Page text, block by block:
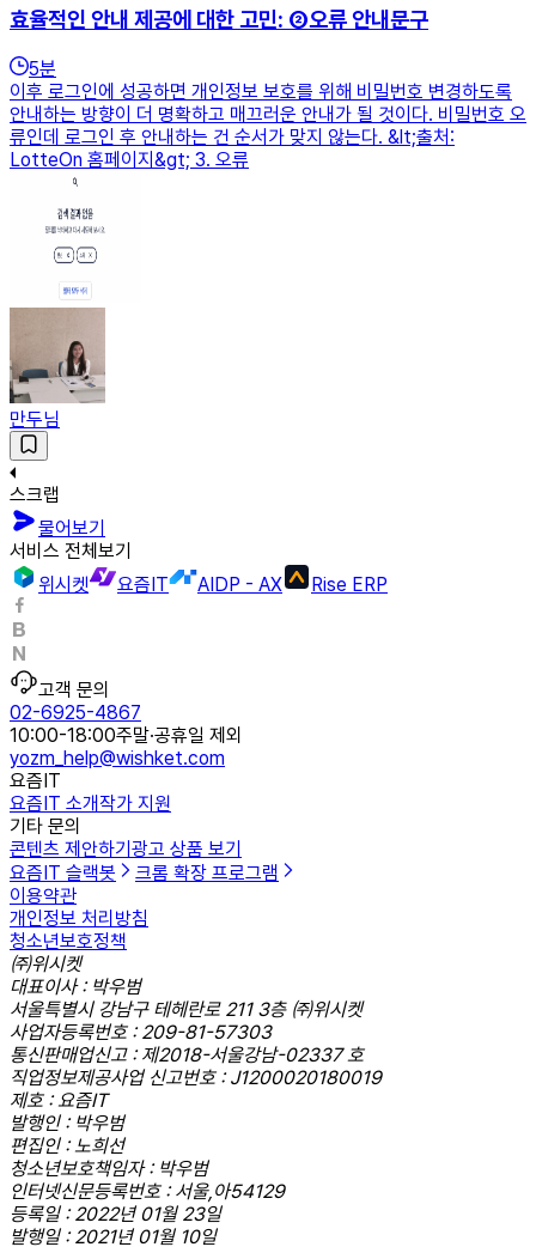
효율적인 안내 제공에 대한 고민: ②오류 안내문구
5분
이후 로그인에 성공하면 개인정보 보호를 위해 비밀번호 변경하도록
안내하는 방향이 더 명확하고 매끄러운 안내가 될 것이다. 비밀번호 오
류인데 로그인 후 안내하는 건 순서가 맞지 않는다. &lt;출처:
LotteOn 홈페이지&gt; 3. 오류
만두님
스크랩
물어보기
서비스 전체보기
위시켓
요즘IT AIDP - AX Rise ERP
고객 문의
02-6925-4867
10:00-18:00주말·공휴일 제외
yozm_help@wishket.com
요즘IT
요즘IT 소개작가 지원
기타 문의
콘텐츠 제안하기 광고 상품 보기
요즘IT 슬랙봇
크롬 확장 프로그램
이용약관
개인정보 처리방침
청소년보호정책
㈜위시켓
대표이사 : 박우범
서울특별시 강남구 테헤란로 211 3층 ㈜위시켓
사업자등록번호 : 209-81-57303
통신판매업신고 : 제2018-서울강남-02337 호
직업정보제공사업 신고번호 : J1200020180019
제호 : 요즘IT
발행인 : 박우범
편집인 : 노희선
청소년보호책임자 : 박우범
인터넷신문등록번호 : 서울,아54129
등록일 : 2022년 01월 23일
발행일 : 2021년 01월 10일